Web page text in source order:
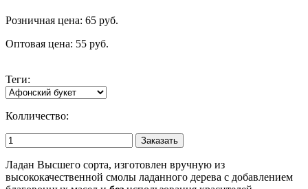
Розничная цена: 65 pуб.
Оптовая цена: 55 pуб.
Теги:
Колличество:
Заказать
Ладан Высшего сорта, изготовлен вручную из
высококачественной смолы ладанного дерева с добавлением